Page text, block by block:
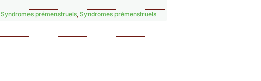
,Syndromes prémenstruels ,Syndromes prémenstruels